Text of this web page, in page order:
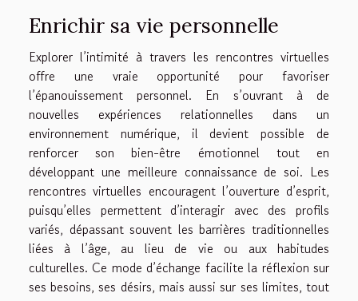
Enrichir sa vie personnelle
Explorer l’intimité à travers les rencontres virtuelles
offre une vraie opportunité pour favoriser
l’épanouissement personnel. En s’ouvrant à de
nouvelles expériences relationnelles dans un
environnement numérique, il devient possible de
renforcer son bien-être émotionnel tout en
développant une meilleure connaissance de soi. Les
rencontres virtuelles encouragent l’ouverture d’esprit,
puisqu’elles permettent d’interagir avec des profils
variés, dépassant souvent les barrières traditionnelles
liées à l’âge, au lieu de vie ou aux habitudes
culturelles. Ce mode d’échange facilite la réflexion sur
ses besoins, ses désirs, mais aussi sur ses limites, tout